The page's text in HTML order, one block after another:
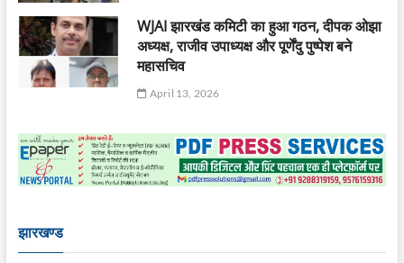
WJAI झारखंड कमिटी का हुआ गठन, दीपक ओझा
अध्यक्ष, राजीव उपाध्यक्ष और पूर्णेंदु पुष्पेश बने
महासचिव
April 13, 2026
झारखण्ड